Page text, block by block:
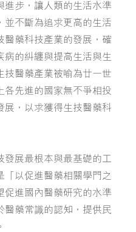
進步，讓人類的生活水準
並不斷為追求更高的生活
醫藥科技產業的發展，確
病的糾纏與提高生活與生
技醫藥產業被喻為廿一世
各先進的國家無不爭相投
展，以求獲得生技醫藥科
發展最根本與最基礎的工
「以促進醫藥相關學門之
促進國內醫藥研究的水準
醫藥常識的認知，提供民